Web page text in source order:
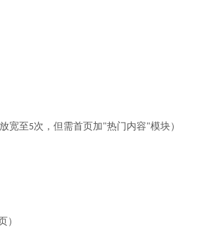
宽至 5次，但需首页加"热门内容"模块）
）